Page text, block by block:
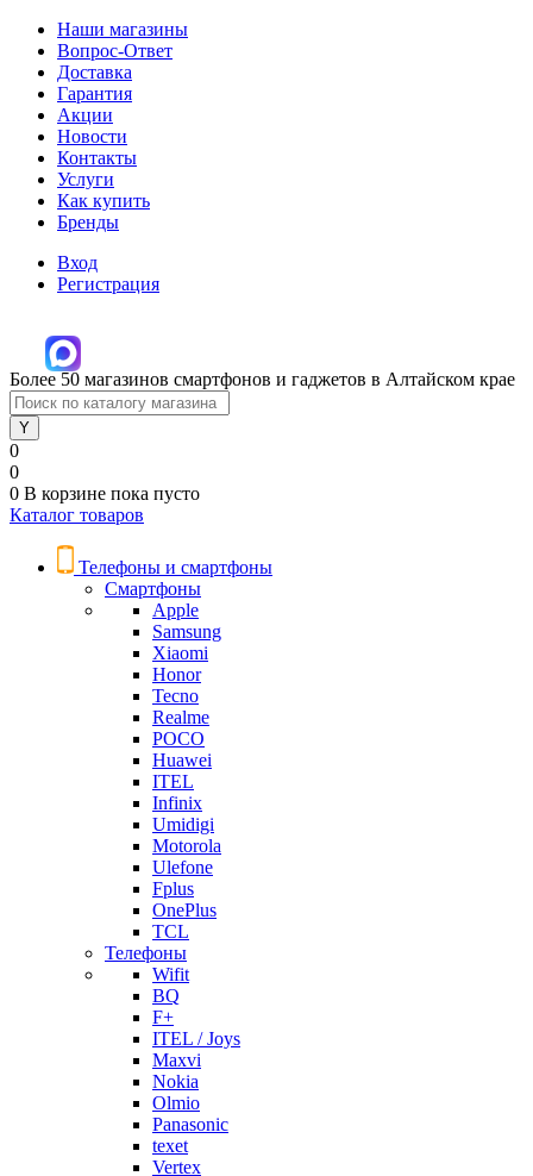
Наши магазины
Вопрос-Ответ
Доставка
Гарантия
Акции
Новости
Контакты
Услуги
Как купить
Бренды
Вход
Регистрация
Более 50 магазинов смартфонов и гаджетов в Алтайском крае
0
0
0 В корзине пока пусто
Каталог товаров
Телефоны и смартфоны
Смартфоны
Apple
Samsung
Xiaomi
Honor
Tecno
Realme
POCO
Huawei
ITEL
Infinix
Umidigi
Motorola
Ulefone
Fplus
OnePlus
TCL
Телефоны
Wifit
BQ
F+
ITEL / Joys
Maxvi
Nokia
Olmio
Panasonic
texet
Vertex